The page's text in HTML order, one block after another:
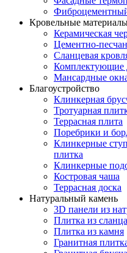
Кровельные
Керамическая
Цементно-
Сланцевая
Комплектующие
Мансардные
Благоустройство
Клинкерная
Тротуарная
Террасная плита
Поребрики и
Клинкерные
плитка
Клинкерные
Костровая чаша
Террасная доска
Натуральный камень
3D панели из
Плитка из сланца
Плитка из камня
Гранитная